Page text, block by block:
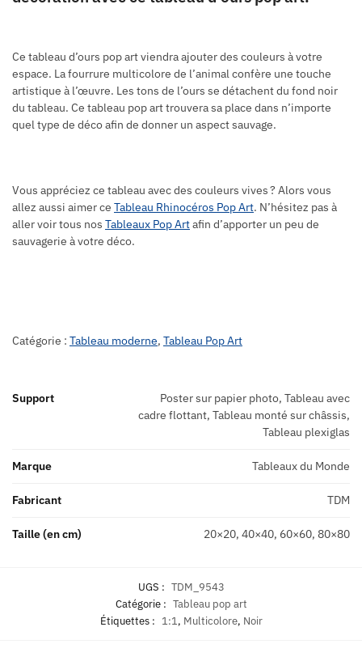
Ce tableau d’ours pop art viendra ajouter des couleurs à votre
espace. La fourrure multicolore de l’animal confère une touche
artistique à l’œuvre. Les tons de l’ours se détachent du fond noir
du tableau. Ce tableau pop art trouvera sa place dans n’importe
quel type de déco afin de donner un aspect sauvage.
Vous appréciez ce tableau avec des couleurs vives ? Alors vous
allez aussi aimer ce Tableau Rhinocéros Pop Art. N’hésitez pas à
aller voir tous nos Tableaux Pop Artafin d’apporter un peu de
sauvagerie à votre déco.
Catégorie : Tableau moderne, Tableau Pop Art
Support
Poster sur papier photo, Tableau avec
cadre flottant, Tableau monté sur châssis,
Tableau plexiglas
Marque Tableaux du Monde
Fabricant TDM
Taille (en cm) 20×20, 40×40, 60×60, 80×80
UGS : TDM_9543
Catégorie : Tableau pop art
Étiquettes : 1:1, Multicolore, Noir